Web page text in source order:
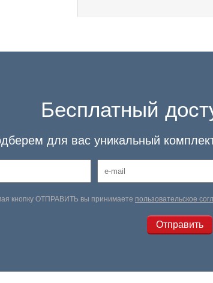
Бесплатный
для вас уникальный
кнопку ОТПРАВИТЬ вы принимаете пользовательское